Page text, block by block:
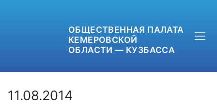
ОБЩЕСТВЕННАЯ ПАЛАТА
КЕМЕРОВСКОЙ
ОБЛАСТИ — КУЗБАССА
11.08.2014